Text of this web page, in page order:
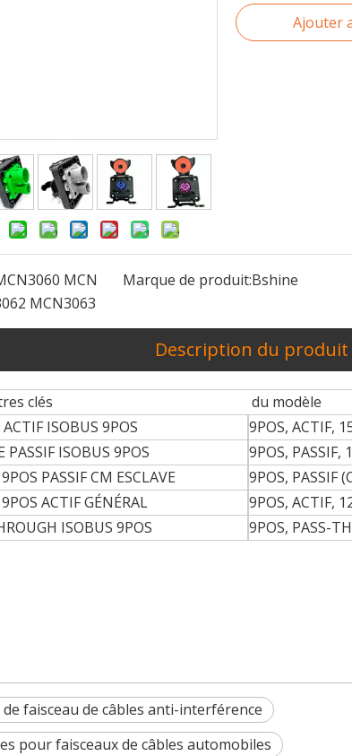
le lancement de son projet
du Brésil 2025, attirant l'attention sur les
Ajouter
MCN
MCN3063
Marque de produit:Bshine
Description du produit
clés du modèle
ISOBUS 9POS 9POS, ACTIF,
PASSIF ISOBUS 9POS 9POS, PASSIF,
PASSIF CM ESCLAVE 9POS, PASSIF
ACTIF GÉNÉRAL 9POS, ACTIF,
ISOBUS 9POS 9POS, PASS-
de faisceau de câbles anti-interférence
pour faisceaux de câbles automobiles